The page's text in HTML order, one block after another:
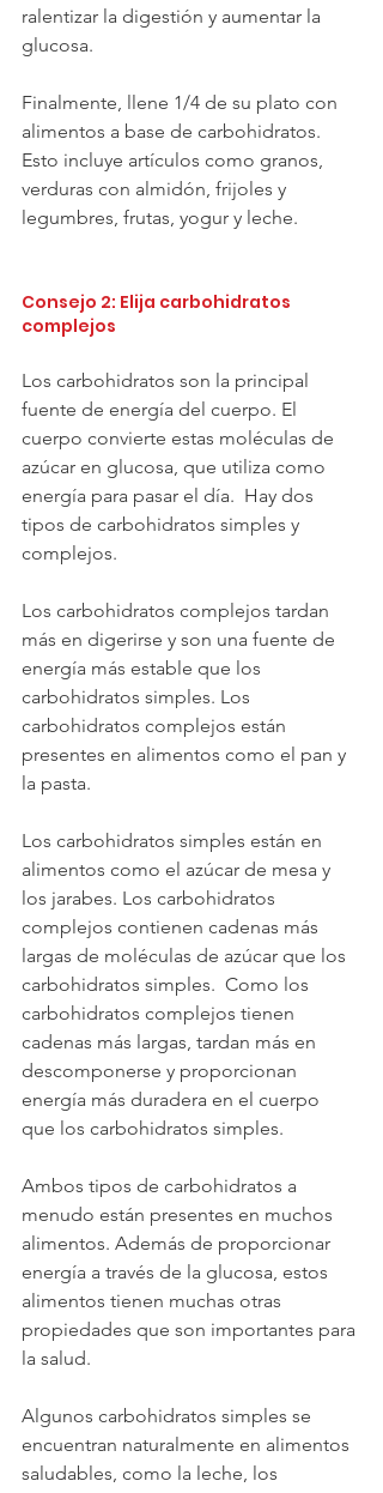
ralentizar la digestión y aumentar la
glucosa.
Finalmente, llene 1/4 de su plato con
alimentos a base de carbohidratos.
Esto incluye artículos como granos,
verduras con almidón, frijoles y
legumbres, frutas, yogur y leche.
Consejo 2: Elija carbohidratos
complejos
Los carbohidratos son la principal
fuente de energía del cuerpo. El
cuerpo convierte estas moléculas de
azúcar en glucosa, que utiliza como
energía para pasar el día.  Hay dos
tipos de carbohidratos simples y
complejos.
Los carbohidratos complejos tardan
más en digerirse y son una fuente de
energía más estable que los
carbohidratos simples. Los
carbohidratos complejos están
presentes en alimentos como el pan y
la pasta.
Los carbohidratos simples están en
alimentos como el azúcar de mesa y
los jarabes. Los carbohidratos
complejos contienen cadenas más
largas de moléculas de azúcar que los
carbohidratos simples.  Como los
carbohidratos complejos tienen
cadenas más largas, tardan más en
descomponerse y proporcionan
energía más duradera en el cuerpo
que los carbohidratos simples.
Ambos tipos de carbohidratos a
menudo están presentes en muchos
alimentos. Además de proporcionar
energía a través de la glucosa, estos
alimentos tienen muchas otras
propiedades que son importantes para
la salud.
Algunos carbohidratos simples se
encuentran naturalmente en alimentos
saludables, como la leche, los